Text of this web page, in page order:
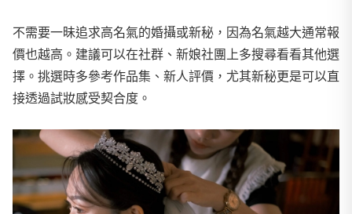
不需要一昧追求高名氣的婚攝或新秘，因為名氣越大通常報
價也越高。建議可以在社群、新娘社團上多搜尋看看其他選
擇。挑選時多參考作品集、新人評價，尤其新秘更是可以直
接透過試妝感受契合度。